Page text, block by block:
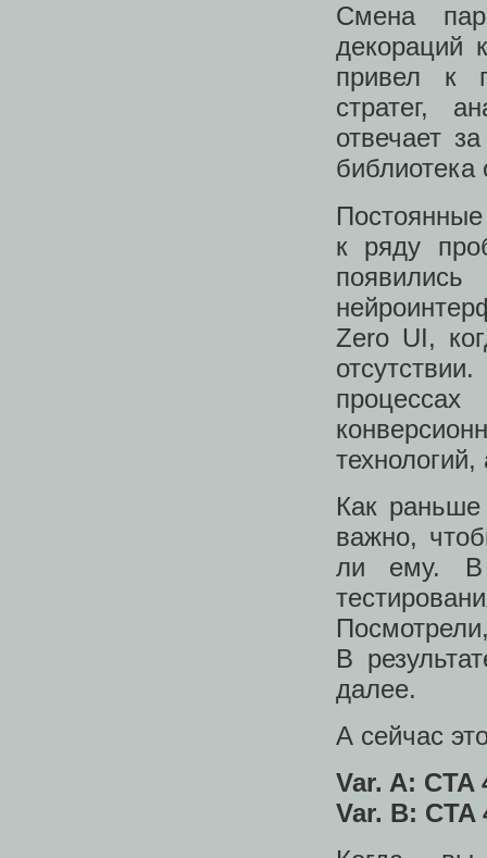
Смена
декораций
привел к
стратег,
отвечает
библиотека
к ряду
Zero UI,
Как
важно,
ли ему. В
В
далее.
А сейчас
Var. A:
Var. B: